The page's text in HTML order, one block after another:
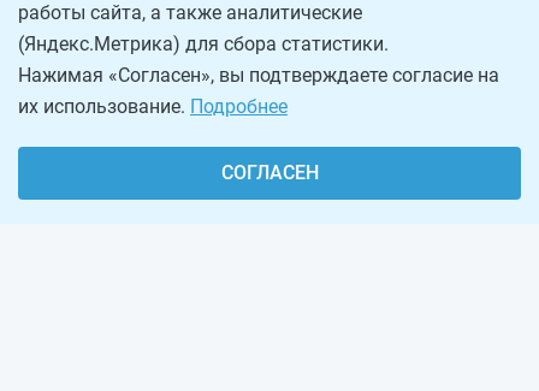
работы сайта, а также аналитические
(Яндекс.Метрика) для сбора статистики.
Нажимая «Согласен», вы подтверждаете согласие на
их использование. Подробнее
СОГЛАСЕН